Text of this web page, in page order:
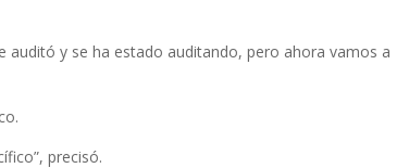
auditó y se ha estado auditando, pero ahora vamos a
precisó.